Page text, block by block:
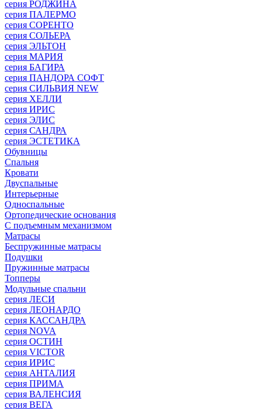
серия РОДЖИНА
серия ПАЛЕРМО
серия СОРЕНТО
серия СОЛЬЕРА
серия ЭЛЬТОН
серия МАРИЯ
серия БАГИРА
серия ПАНДОРА СОФТ
серия СИЛЬВИЯ NEW
серия ХЕЛЛИ
серия ИРИС
серия ЭЛИС
серия САНДРА
серия ЭСТЕТИКА
Обувницы
Спальня
Кровати
Двуспальные
Интерьерные
Односпальные
Ортопедические основания
С подъемным механизмом
Матрасы
Беспружинные матрасы
Подушки
Пружинные матрасы
Топперы
Модульные спальни
серия ЛЕСИ
серия ЛЕОНАРДО
серия КАССАНДРА
серия NOVA
серия ОСТИН
серия VICTOR
серия ИРИС
серия АНТАЛИЯ
серия ПРИМА
серия ВАЛЕНСИЯ
серия ВЕГА